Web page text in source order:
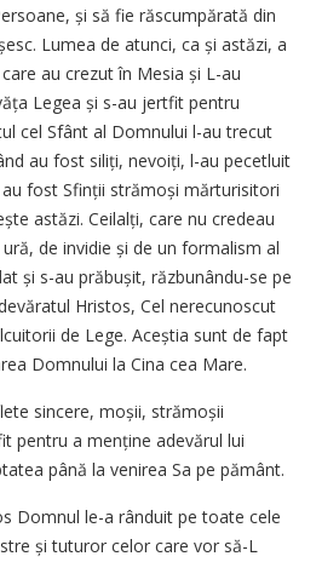
și să fie răscumpărată din
Lumea de atunci, ca și astăzi, a
au crezut în Mesia și L-au
Legea și s-au jertfit pentru
cel Sfânt al Domnului l-au trecut
au fost siliți, nevoiți, l-au pecetluit
fost Sfinții strămoși mărturisitori
astăzi. Ceilalți, care nu credeau
de invidie și de un formalism al
și s-au prăbușit, răzbunându-se pe
Hristos, Cel nerecunoscut
de Lege. Aceștia sunt de fapt
Domnului la Cina cea Mare.
sincere, moșii, strămoșii
pentru a menține adevărul lui
până la venirea Sa pe pământ.
Domnul le-a rânduit pe toate cele
și tuturor celor care vor să-L